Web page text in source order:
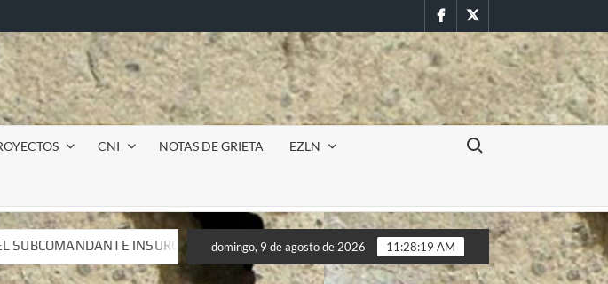
FacebookTwitter
CNI NOTAS DE GRIETA EZLN
Buscar:
MOISÉS A LUIS DE TAVIRA
Incursión militar en la UAEM (Morelos) durante paro
MOISÉS A LUIS DE TAVIRA
Incursión militar en la UAEM (Morelos) durante paro
domingo, 9 de agosto de 2026 11:28:21 AM